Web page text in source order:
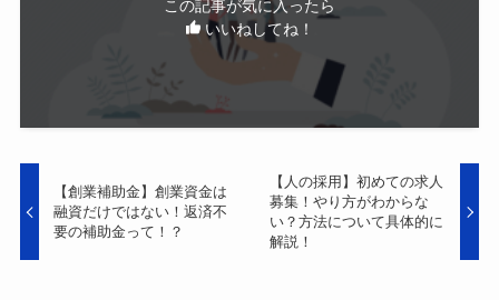
この記事が気に入ったら
いいねしてね！
【創業補助金】創業資金は
融資だけではない！返済不
要の補助金って！？
【人の採用】初めての求人
募集！やり方がわからな
い？方法について具体的に
解説！